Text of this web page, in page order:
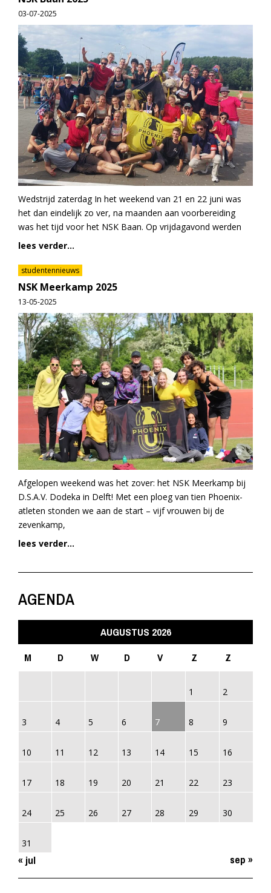
03-07-2025
Wedstrijd zaterdag In het weekend van 21 en 22 juni was
het dan eindelijk zo ver, na maanden aan voorbereiding
was het tijd voor het NSK Baan. Op vrijdagavond werden
lees verder...
studentennieuws
NSK Meerkamp 2025
13-05-2025
Afgelopen weekend was het zover: het NSK Meerkamp bij
D.S.A.V. Dodeka in Delft! Met een ploeg van tien Phoenix-
atleten stonden we aan de start – vijf vrouwen bij de
zevenkamp,
lees verder...
AGENDA
AUGUSTUS 2026
M
D W D V Z Z
1 2
3 4 5 6 7 8 9
10 11 12 13 14 15 16
17 18 19 20 21 22 23
24 25 26 27 28 29 30
31
« jul sep »